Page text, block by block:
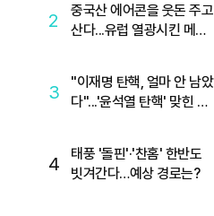
2
중국산 에어콘을 웃돈 주고
산다...유럽 열광시킨 메이
3
"이재명 탄핵, 얼마 안 남았
다"...'윤석열 탄핵' 맞힌 무
4
태풍 '돌핀'·'찬홈' 한반도
빗겨간다…예상 경로는?